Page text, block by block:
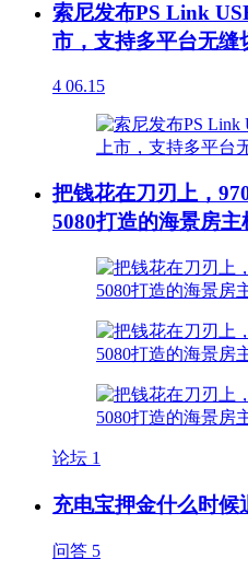
索尼发布PS Link
市，支持多平台无缝
4 06.15
把钱花在刀刃上，
5080打造的海景房主
论坛 1
充电宝押金什么时候
问答 5